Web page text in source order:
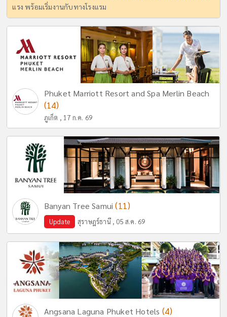
แรง พร้อมเริ่มงานกับทางโรงแรม
Phuket Marriott Resort and Spa Merlin Beach
(14)
ภูเก็ต , 17 ก.ค. 69
Banyan Tree Samui(11)
Update สุราษฎร์ธานี , 05 ส.ค. 69
Angsana Laguna Phuket Hotels (4)